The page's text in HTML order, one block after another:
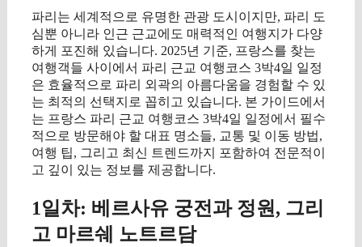
파리는 세계적으로 유명한 관광 도시이지만, 파리 도
심뿐 아니라 인근 근교에도 매력적인 여행지가 다양
하게 포진해 있습니다. 2025년 기준, 프랑스를 찾는
여행객들 사이에서 파리 근교 여행코스 3박4일 일정
은 효율적으로 파리 외곽의 아름다움을 경험할 수 있
는 최적의 선택지로 꼽히고 있습니다. 본 가이드에서
는 프랑스 파리 근교 여행코스 3박4일 일정에서 필수
적으로 방문해야 할 대표 명소들, 교통 및 이동 방법,
여행 팁, 그리고 최신 트렌드까지 포함하여 전문적이
고 깊이 있는 정보를 제공합니다.
1일차: 베르사유 궁전과 정원, 그리
고 마르쉐 노트르담